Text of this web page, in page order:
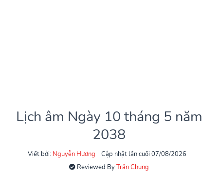
Lịch âm Ngày 10 tháng 5 năm
2038
Viết bởi: Nguyễn Hương
Cập nhật lần cuối 07/08/2026
Reviewed ByTrần Chung